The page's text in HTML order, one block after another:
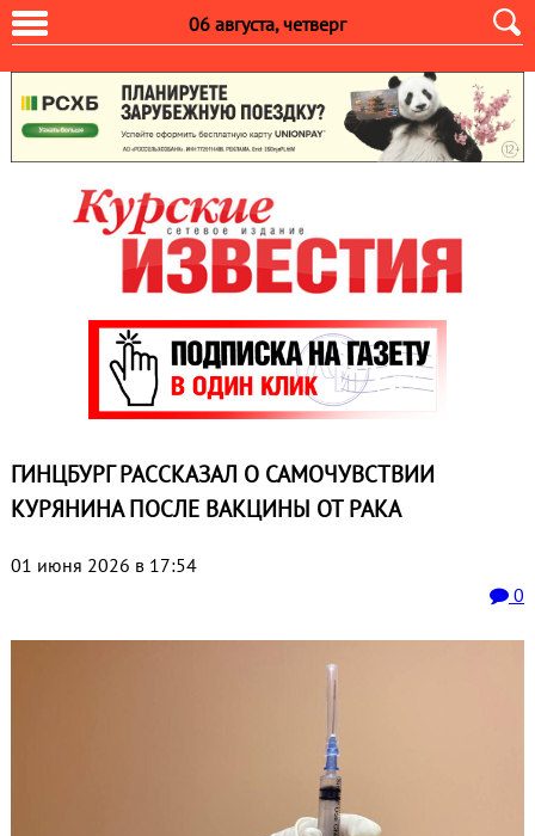
06 августа, четверг
ГИНЦБУРГ РАССКАЗАЛ О САМОЧУВСТВИИ
КУРЯНИНА ПОСЛЕ ВАКЦИНЫ ОТ РАКА
01 июня 2026 в 17:54
0